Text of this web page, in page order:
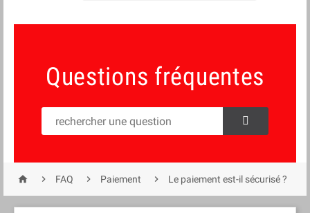
Questions fréquentes
  FAQ  Paiement  Le paiement est-il sécurisé ?